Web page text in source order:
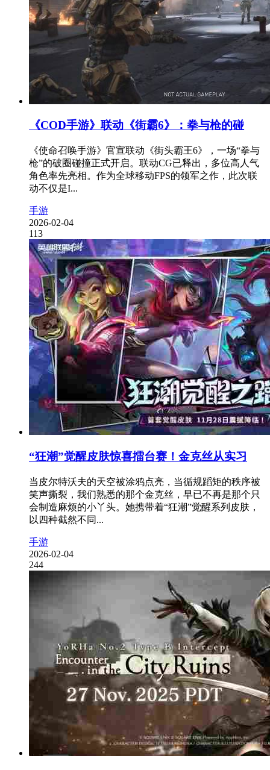
《COD手游》联动《街霸6》：拳与枪的碰
《使命召唤手游》官宣联动《街头霸王6》，一场“拳与
枪”的破圈碰撞正式开启。联动CG已释出，多位高人气
角色率先亮相。作为全球移动FPS的领军之作，此次联
动不仅是I...
手游
2026-02-04
113
“狂潮”觉醒皮肤惊喜擂台赛！金克丝从实习
当皮尔特沃夫的天空被涂鸦点亮，当循规蹈矩的秩序被
笑声撕裂，我们熟悉的那个金克丝，早已不再是那个只
会制造麻烦的小丫头。她携带着“狂潮”觉醒系列皮肤，
以四种截然不同...
手游
2026-02-04
244